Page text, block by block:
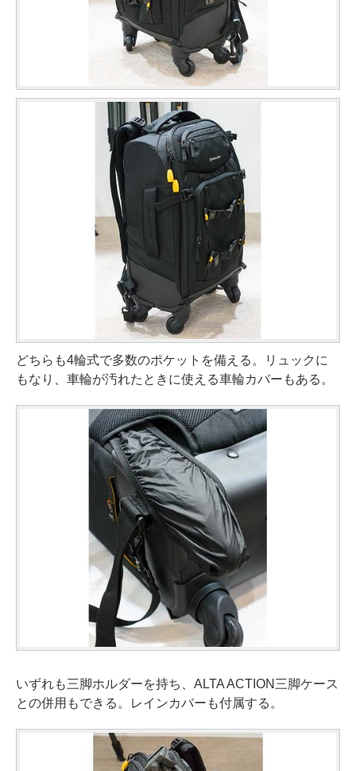
どちらも4輪式で多数のポケットを備える。リュックに
もなり、車輪が汚れたときに使える車輪カバーもある。
いずれも三脚ホルダーを持ち、ALTA ACTION三脚ケース
との併用もできる。レインカバーも付属する。